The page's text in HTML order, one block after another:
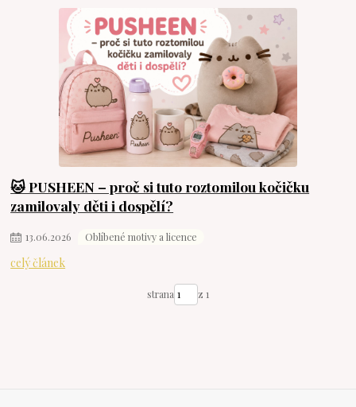
🐱 PUSHEEN – proč si tuto roztomilou kočičku
zamilovaly děti i dospělí?
13.06.2026 Oblíbené motivy a licence
celý článek
strana z 1